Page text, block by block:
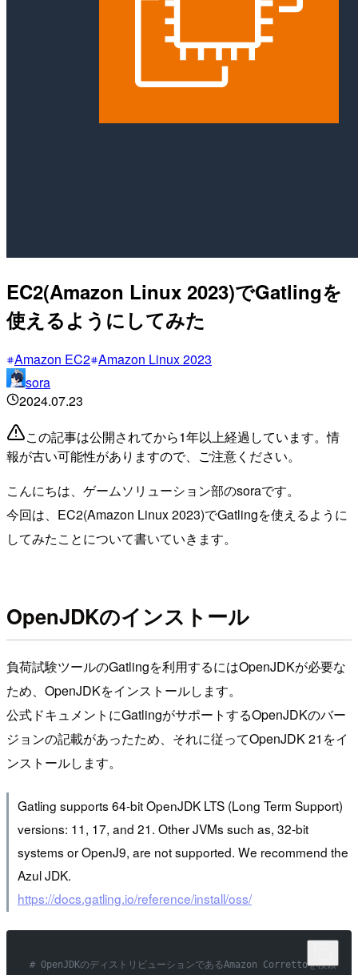
EC2(Amazon Linux 2023)でGatlingを
使えるようにしてみた
Amazon EC2 Amazon Linux 2023
sora
2024.07.23
この記事は公開されてから1年以上経過しています。情
報が古い可能性がありますので、ご注意ください。
こんにちは、ゲームソリューション部のsoraです。
今回は、EC2(Amazon Linux 2023)でGatlingを使えるように
してみたことについて書いていきます。
OpenJDKのインストール
負荷試験ツールのGatlingを利用するにはOpenJDKが必要な
ため、OpenJDKをインストールします。
公式ドキュメントにGatlingがサポートするOpenJDKのバー
ジョンの記載があったため、それに従ってOpenJDK 21をイ
ンストールします。
Gatling supports 64-bit OpenJDK LTS (Long Term Support)
versions: 11, 17, and 21. Other JVMs such as, 32-bit
systems or OpenJ9, are not supported. We recommend the
Azul JDK.
https://docs.gatling.io/reference/install/oss/
# OpenJDKのディストリビューションであるAmazon Correttoを検索